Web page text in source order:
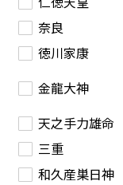
奈良
徳川家康
金龍大神
天之手力雄命
三重
和久産巣日神